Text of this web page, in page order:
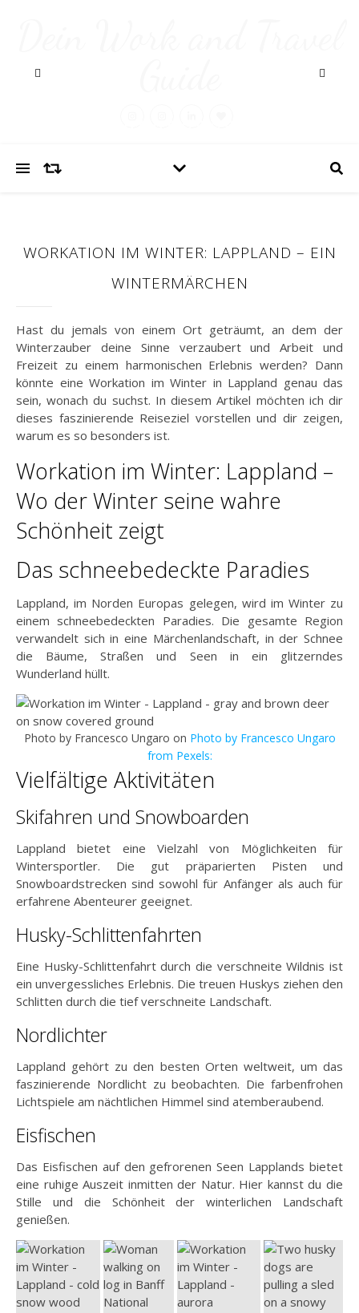
WORKATION IM WINTER: LAPPLAND – EIN
WINTERMÄRCHEN
Hast du jemals von einem Ort geträumt, an dem der
Winterzauber deine Sinne verzaubert und Arbeit und
Freizeit zu einem harmonischen Erlebnis werden? Dann
könnte eine Workation im Winter in Lappland genau das
sein, wonach du suchst. In diesem Artikel möchten ich dir
dieses faszinierende Reiseziel vorstellen und dir zeigen,
warum es so besonders ist.
Workation im Winter: Lappland –
Wo der Winter seine wahre
Schönheit zeigt
Das schneebedeckte Paradies
Lappland, im Norden Europas gelegen, wird im Winter zu
einem schneebedeckten Paradies. Die gesamte Region
verwandelt sich in eine Märchenlandschaft, in der Schnee
die Bäume, Straßen und Seen in ein glitzerndes
Wunderland hüllt.
Photo by Francesco Ungaro on Photo by Francesco Ungaro
from Pexels:
Vielfältige Aktivitäten
Skifahren und Snowboarden
Lappland bietet eine Vielzahl von Möglichkeiten für
Wintersportler. Die gut präparierten Pisten und
Snowboardstrecken sind sowohl für Anfänger als auch für
erfahrene Abenteurer geeignet.
Husky-Schlittenfahrten
Eine Husky-Schlittenfahrt durch die verschneite Wildnis ist
ein unvergessliches Erlebnis. Die treuen Huskys ziehen den
Schlitten durch die tief verschneite Landschaft.
Nordlichter
Lappland gehört zu den besten Orten weltweit, um das
faszinierende Nordlicht zu beobachten. Die farbenfrohen
Lichtspiele am nächtlichen Himmel sind atemberaubend.
Eisfischen
Das Eisfischen auf den gefrorenen Seen Lapplands bietet
eine ruhige Auszeit inmitten der Natur. Hier kannst du die
Stille und die Schönheit der winterlichen Landschaft
genießen.